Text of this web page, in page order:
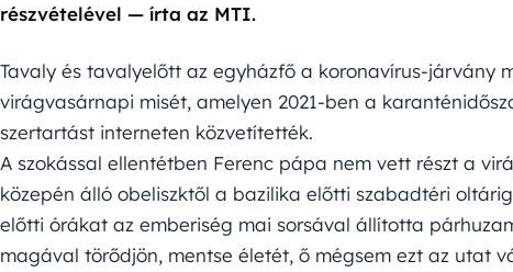
részvételével — írta az MTI.
Tavaly és tavalyelőtt az egyházfő a koronavírus-járvány
virágvasárnapi misét, amelyen 2021-ben a
szertartást interneten közvetítették.
A szokással ellentétben Ferenc pápa nem vett részt a
közepén álló obeliszktől a bazilika előtti szabadtéri
előtti órákat az emberiség mai sorsával állította
magával törődjön, mentse életét, ő mégsem ezt az utat